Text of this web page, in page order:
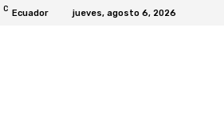
C Ecuador jueves, agosto 6, 2026